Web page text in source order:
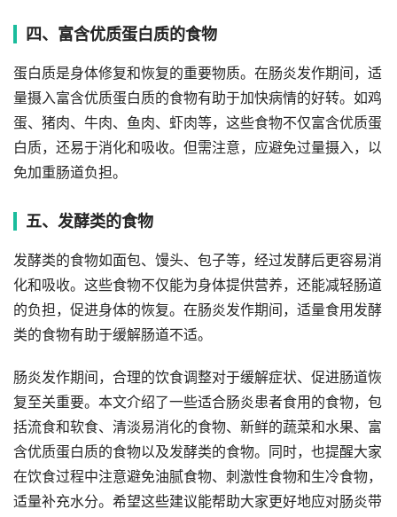
四、富含优质蛋白质的食物
蛋白质是身体修复和恢复的重要物质。在肠炎发作期间，适
量摄入富含优质蛋白质的食物有助于加快病情的好转。如鸡
蛋、猪肉、牛肉、鱼肉、虾肉等，这些食物不仅富含优质蛋
白质，还易于消化和吸收。但需注意，应避免过量摄入，以
免加重肠道负担。
五、发酵类的食物
发酵类的食物如面包、馒头、包子等，经过发酵后更容易消
化和吸收。这些食物不仅能为身体提供营养，还能减轻肠道
的负担，促进身体的恢复。在肠炎发作期间，适量食用发酵
类的食物有助于缓解肠道不适。
肠炎发作期间，合理的饮食调整对于缓解症状、促进肠道恢
复至关重要。本文介绍了一些适合肠炎患者食用的食物，包
括流食和软食、清淡易消化的食物、新鲜的蔬菜和水果、富
含优质蛋白质的食物以及发酵类的食物。同时，也提醒大家
在饮食过程中注意避免油腻食物、刺激性食物和生冷食物，
适量补充水分。希望这些建议能帮助大家更好地应对肠炎带